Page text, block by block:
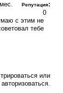
Репутация:
0
с этим не
тебе
или
авторизоваться.